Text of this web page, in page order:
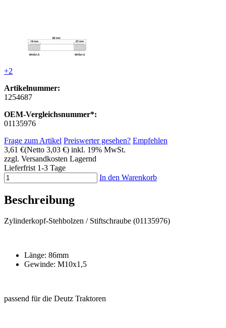
+2
Artikelnummer:
1254687
OEM-Vergleichsnummer*:
01135976
Frage zum Artikel Preiswerter gesehen? Empfehlen
3,61 €(Netto 3,03 €) inkl. 19% MwSt.
zzgl. Versandkosten Lagernd
Lieferfrist 1-3 Tage
In den Warenkorb
Beschreibung
Zylinderkopf-Stehbolzen / Stiftschraube (01135976)
Länge: 86mm
Gewinde: M10x1,5
passend für die Deutz Traktoren